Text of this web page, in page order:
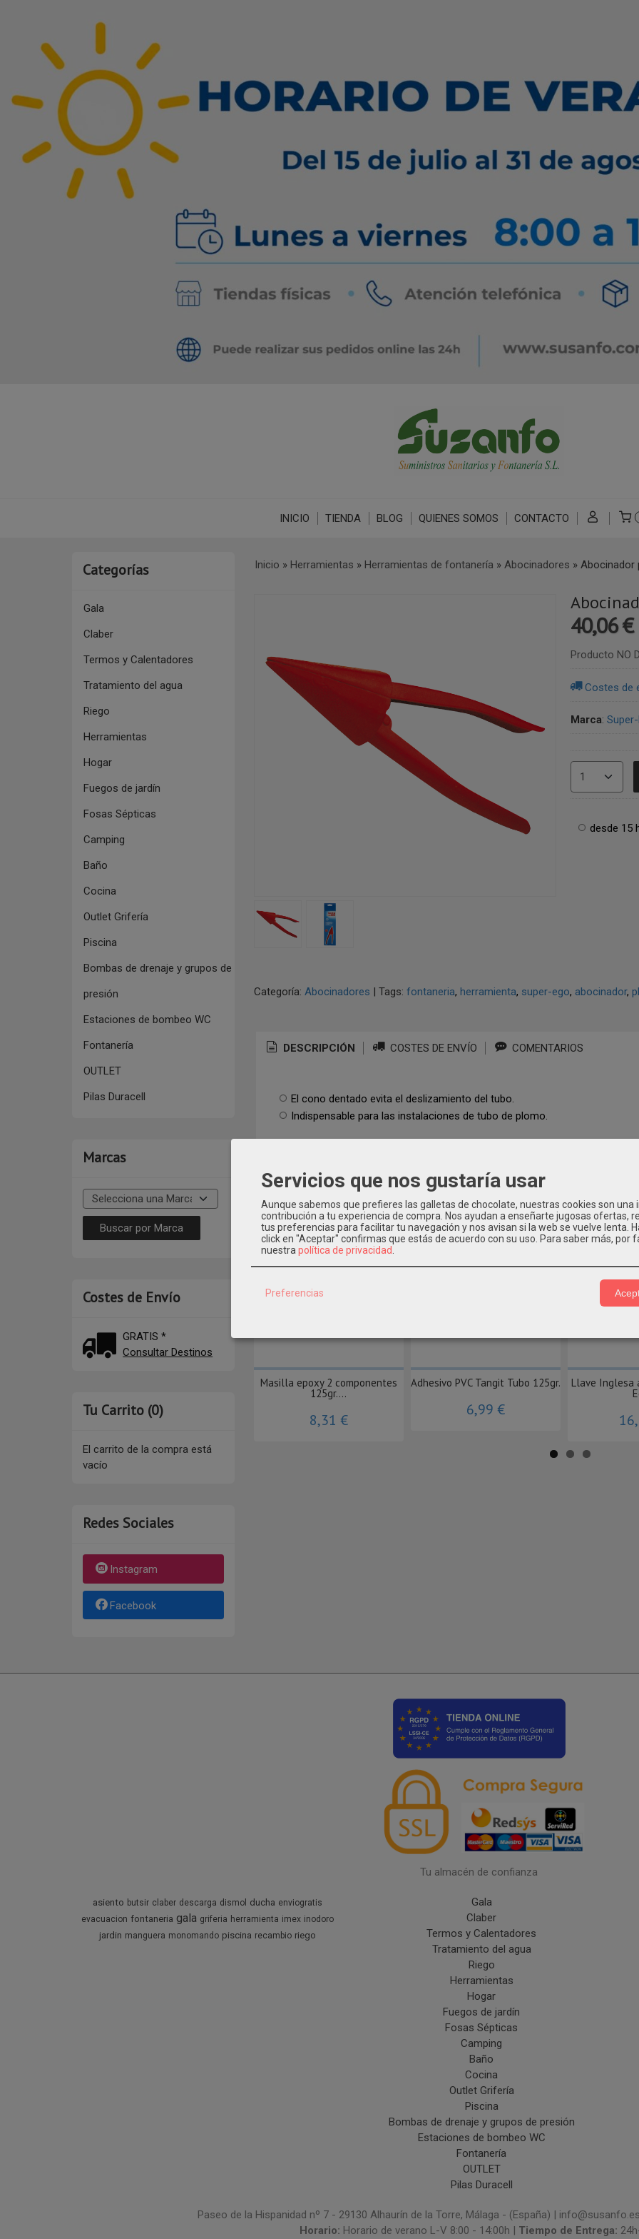
INICIO TIENDA BLOG QUIENES SOMOS CONTACTO
Categorías
Gala
Claber
Termos y Calentadores
Tratamiento del agua
Riego
Herramientas
Hogar
Fuegos de jardín
Fosas Sépticas
Camping
Baño
Cocina
Outlet Grifería
Piscina
Bombas de drenaje y grupos de
presión
Estaciones de bombeo WC
Fontanería
OUTLET
Pilas Duracell
Marcas
Costes de Envío
GRATIS *
Consultar Destinos
Tu Carrito (0)
El carrito de la compra está
vacío
Redes Sociales
Instagram
Facebook
Inicio » Herramientas » Herramientas de fontanería » Abocinadores » Abocinador
40,06 €
Producto NO
Costes de
Marca:
desde 15
Categoría: Abocinadores | Tags: fontaneria herramienta super-ego abocinador
DESCRIPCIÓN COSTES DE ENVÍO COMENTARIOS
El cono dentado evita el deslizamiento del tubo.
Indispensable para las instalaciones de tubo de plomo.
Productos Relacionados
Masilla epoxy 2 componentes
125gr....
8,31 €
Adhesivo PVC Tangit Tubo 125gr.
6,99 €
Llave Inglesa
Tu almacén de confianza
asiento butsir claber descarga dismol ducha enviogratis
evacuacion fontaneria gala griferia herramienta imex inodoro
jardin manguera monomando piscina recambio riego
Gala
Claber
Termos y Calentadores
Tratamiento del agua
Riego
Herramientas
Hogar
Fuegos de jardín
Fosas Sépticas
Camping
Baño
Cocina
Outlet Grifería
Piscina
Bombas de drenaje y grupos de presión
Estaciones de bombeo WC
Fontanería
OUTLET
Pilas Duracell
Paseo de la Hispanidad nº 7 - 29130 Alhaurín de la Torre, Málaga - (España) |
Horario: Horario de verano L-V 8:00 - 14:00h | Tiempo de Entrega:
Servicios que nos gustaría usar
Aunque sabemos que prefieres las galletas de chocolate, nuestras cookies son una
contribución a tu experiencia de compra. Nos ayudan a enseñarte jugosas ofertas,
tus preferencias para facilitar tu navegación y nos avisan si la web se vuelve lenta.
click en "Aceptar" confirmas que estás de acuerdo con su uso. Para saber más, por
nuestrapolítica de privacidad.
Preferencias